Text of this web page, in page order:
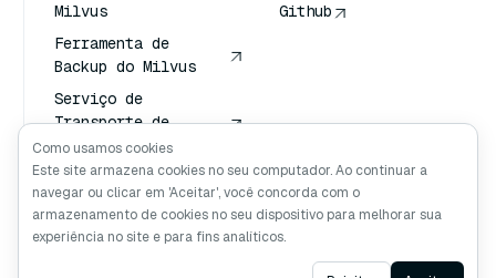
Milvus
Ferramenta de
Backup do Milvus
Serviço de
Transporte de
Vetores (VTS)
Pesquisador
profundo
Contexto de Claude
Github
Como usamos cookies
Este site armazena cookies no seu computador. Ao continuar a
navegar ou clicar em 'Aceitar', você concorda com o
armazenamento de cookies no seu dispositivo para melhorar sua
experiência no site e para fins analíticos.